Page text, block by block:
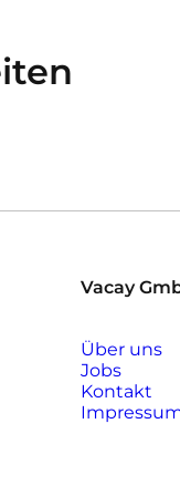
Vacay
Über uns
Jobs
Kontakt